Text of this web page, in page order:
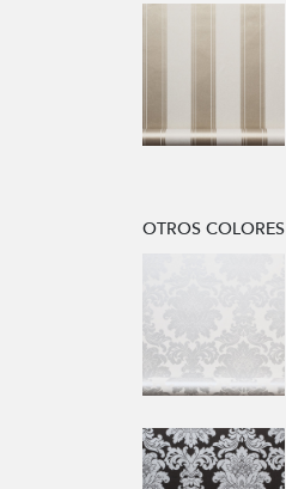
OTROS COLORES